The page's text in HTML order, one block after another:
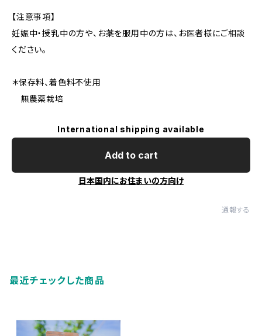
【注意事項】
妊娠中・授乳中の方や、お薬を服用中の方は、お医者様にご相談
ください。
＊保存料、着色料不使用
無農薬栽培
International shipping available
Add to cart
日本国内にお住まいの方向け
通報する
最近チェックした商品